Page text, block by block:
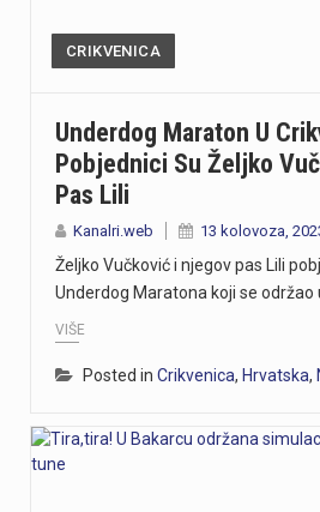
CRIKVENICA
Underdog Maraton U
Pobjednici Su Željko
Pas Lili
Kanalri.web 13 kolovoza,
Željko Vučković i njegov pas Lili
Underdog Maratona koji se održao
VIŠE
Posted in Crikvenica, Hrvatska,